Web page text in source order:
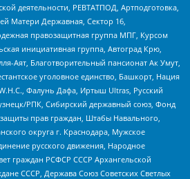
деятельности, РЕВТАТПОД, Артподготовка,
Матери Державная, Сектор 16,
правозащитная группа МПГ, Курсом
инициативная группа, Автоград Крю,
Аят, Благотворительный пансионат Ак Умут,
уголовное единство, Башкорт, Нация
Фалунь Дафа, Иртыш Ultras, Русский
РПК, Сибирский державный союз, Фонд
прав граждан, Штабы Навального,
округа г. Краснодара, Мужское
русского движения, Народное
граждан РСФСР СССР Архангельской
СССР, Держава Союз Советских Светлых